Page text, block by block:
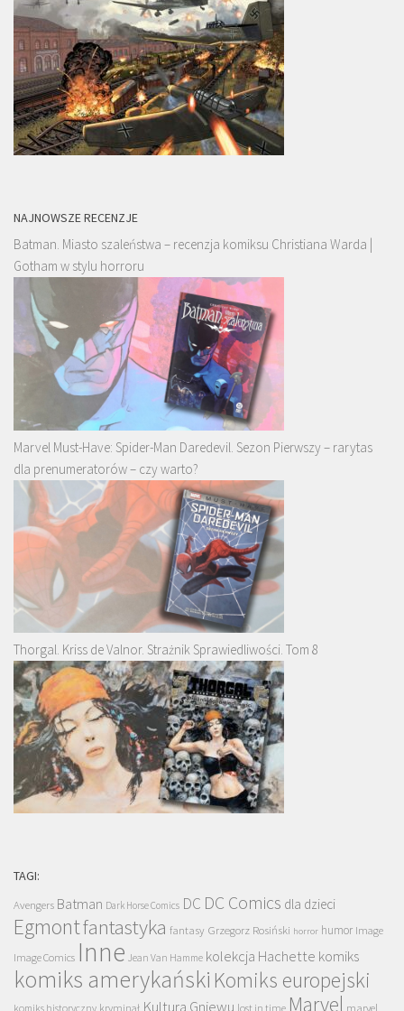
NAJNOWSZE RECENZJE
Batman. Miasto szaleństwa – recenzja komiksu Christiana Warda |
Gotham w stylu horroru
Marvel Must-Have: Spider-Man Daredevil. Sezon Pierwszy – rarytas
dla prenumeratorów – czy warto?
Thorgal. Kriss de Valnor. Strażnik Sprawiedliwości. Tom 8
TAGI:
Avengers Batman Dark Horse Comics DC DC Comics dla dzieci
Egmontfantastyka fantasy Grzegorz Rosiński horror humor Image
Image Comics Inne Jean Van Hamme kolekcja Hachette komiks
komiks amerykański Komiks europejski
komiks historyczny kryminał Kultura Gniewu lost in time Marvel marvel